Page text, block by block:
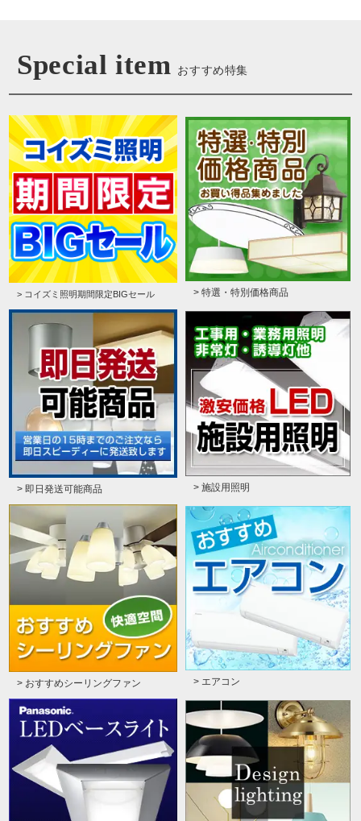
Special item おすすめ特集
> コイズミ照明期間限定BIGセール > 特選・特別価格商品
> 即日発送可能商品 > 施設用照明
> おすすめシーリングファン > エアコン